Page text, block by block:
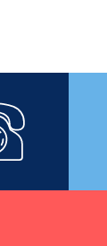
répondre
des